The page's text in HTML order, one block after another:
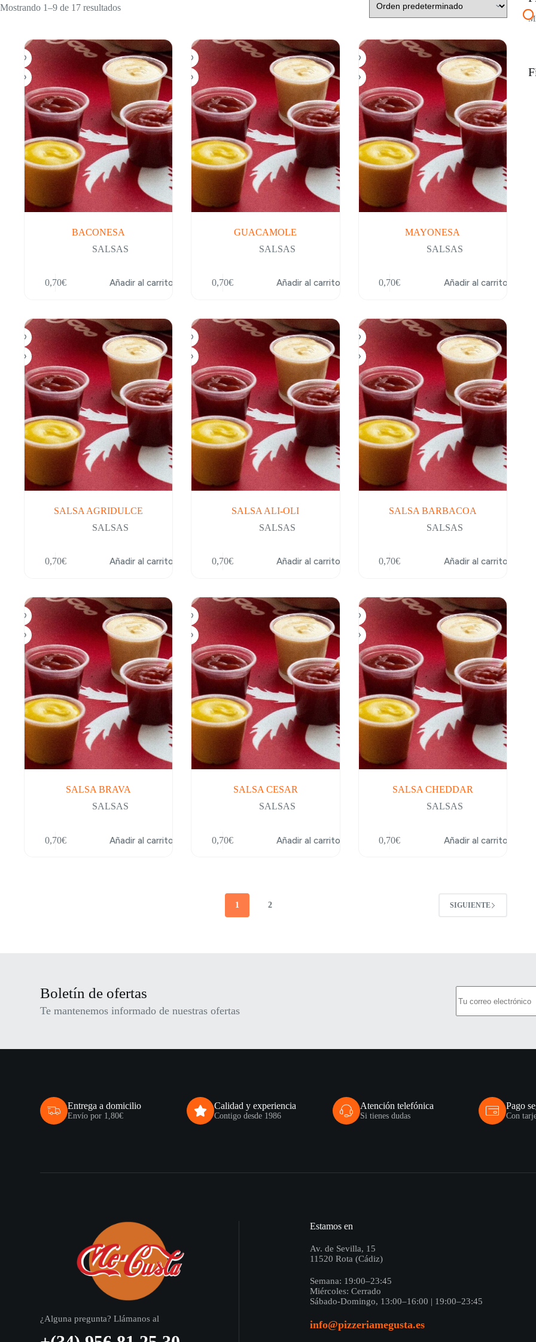
Mostrando 1–9 de 17 resultados
BACONESA
SALSAS
0,70€ Añadir al carrito
GUACAMOLE
SALSAS
0,70€ Añadir al carrito
MAYONESA
SALSAS
0,70€ Añadir al carrito
SALSA AGRIDULCE
SALSAS
0,70€ Añadir al carrito
SALSA ALI-OLI
SALSAS
0,70€ Añadir al carrito
SALSA BARBACOA
SALSAS
0,70€ Añadir al carrito
SALSA BRAVA
SALSAS
0,70€ Añadir al carrito
SALSA CESAR
SALSAS
0,70€ Añadir al carrito
SALSA CHEDDAR
SALSAS
0,70€ Añadir al carrito
1 2 SIGUIENTE
Boletín de ofertas
Te mantenemos informado de nuestras ofertas
Entrega a domicilio
Envío por 1,80€
Calidad y experiencia
Contigo desde 1986
Atención telefónica
Si tienes dudas
Pago
Con
¿Alguna pregunta? Llámanos al
Estamos en
Av. de Sevilla, 15
11520 Rota (Cádiz)
Semana: 19:00–23:45
Miércoles: Cerrado
Sábado-Domingo, 13:00–16:00 | 19:00–23:45
info@pizzeriamegusta.es